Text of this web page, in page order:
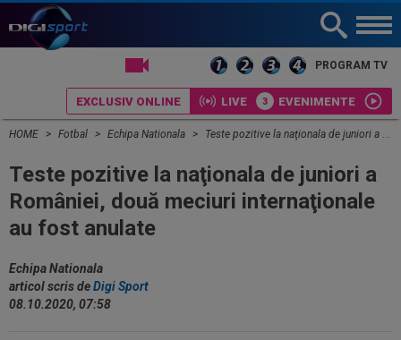
PROGRAM TV
EXCLUSIV ONLINE LIVE EVENIMENTE
HOME Fotbal Echipa Nationala Teste pozitive la naţionala de juniori a României, două meciuri internaţionale au fost anulate
Teste pozitive la naţionala de juniori a
României, două meciuri internaţionale
au fost anulate
Echipa Nationala
articol scris deDigi Sport
08.10.2020, 07:58